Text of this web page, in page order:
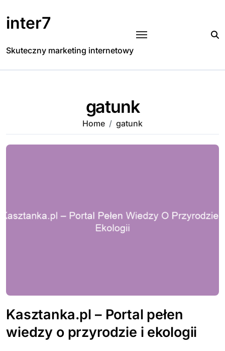
to
content
inter7
Skuteczny marketing internetowy
gatunk
Home gatunk
Kasztanka.pl – Portal pełen
wiedzy o przyrodzie i ekologii